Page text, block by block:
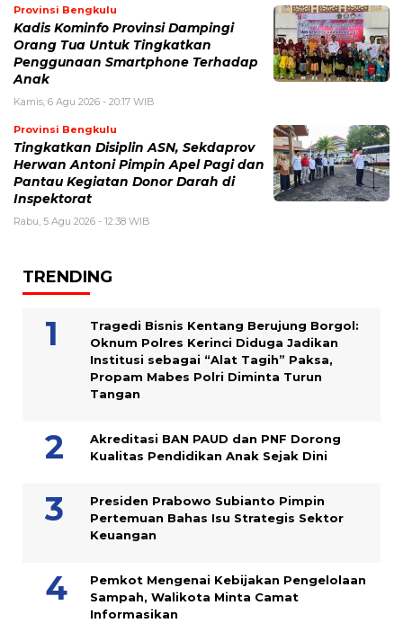
Provinsi Bengkulu
Kadis Kominfo Provinsi Dampingi
Orang Tua Untuk Tingkatkan
Penggunaan Smartphone Terhadap
Anak
Kamis, 6 Agu 2026 - 20:17 WIB
Provinsi Bengkulu
Tingkatkan Disiplin ASN, Sekdaprov
Herwan Antoni Pimpin Apel Pagi dan
Pantau Kegiatan Donor Darah di
Inspektorat
Rabu, 5 Agu 2026 - 12:38 WIB
TRENDING
Tragedi Bisnis Kentang Berujung Borgol:
Oknum Polres Kerinci Diduga Jadikan
Institusi sebagai “Alat Tagih” Paksa,
Propam Mabes Polri Diminta Turun
Tangan
Akreditasi BAN PAUD dan PNF Dorong
Kualitas Pendidikan Anak Sejak Dini
Presiden Prabowo Subianto Pimpin
Pertemuan Bahas Isu Strategis Sektor
Keuangan
Pemkot Mengenai Kebijakan Pengelolaan
Sampah, Walikota Minta Camat
Informasikan